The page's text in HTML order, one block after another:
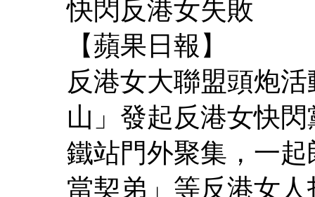
快閃反港女失敗
【蘋果日報】
反港女大聯盟頭炮
山」發起反港女快
鐵站門外聚集，一
當契弟」等反港女